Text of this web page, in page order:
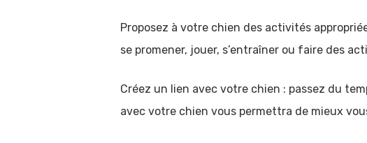
Proposez à votre chien des activités
se promener, jouer, s’entraîner ou faire des
Créez un lien avec votre chien : passez du
avec votre chien vous permettra de mieux